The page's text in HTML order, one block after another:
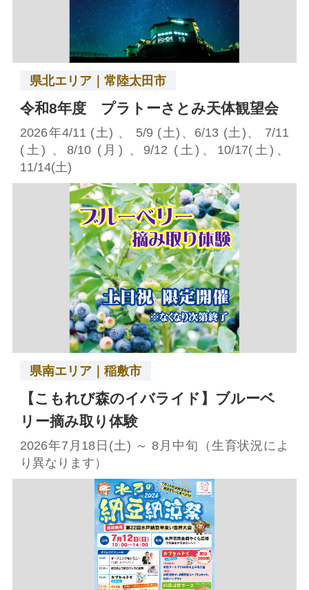
県北エリア｜常陸太田市
令和8年度 プラトーさとみ天体観望会
2026年4/11 (土) 、 5/9 (土)、6/13 (土)、 7/11
(土) 、8/10 (月) 、9/12 (土)、10/17(土)、
11/14(土)
県南エリア｜稲敷市
【こもれび森のイバライド】ブルーベ
リー摘み取り体験
2026年7月18日(土) ～ 8月中旬（生育状況によ
り異なります）